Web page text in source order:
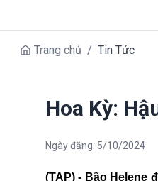
Trang chủ / Tin Tức
Hoa Kỳ:
Ngày đăng: 5/10/2024
(TAP) - Bão Helene